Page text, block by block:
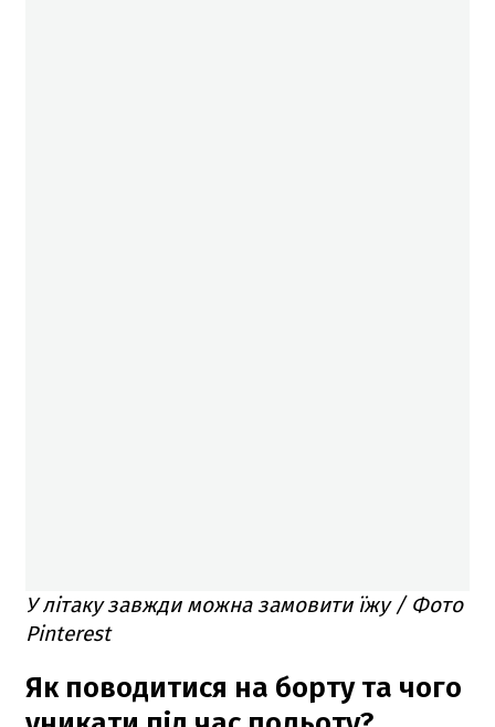
У літаку завжди можна замовити їжу / Фото
Pinterest
Як поводитися на борту та чого